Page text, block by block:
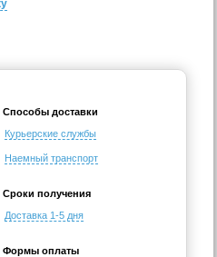
Способы доставки
Курьерские службы
Наемный транспорт
Сроки получения
Доставка 1-5 дня
Формы оплаты